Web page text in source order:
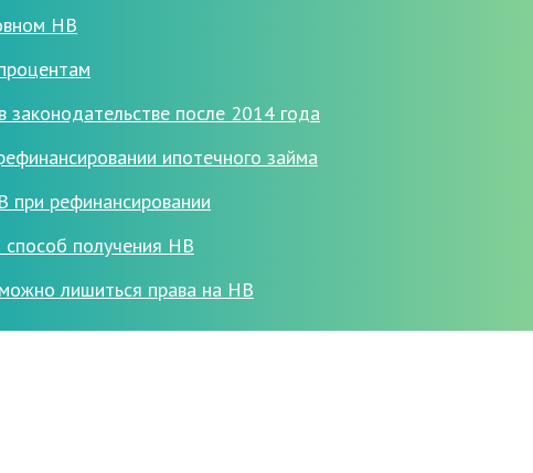
НВ
законодательстве после 2014 года
ипотечного займа
рефинансировании
получения НВ
лишиться права на НВ